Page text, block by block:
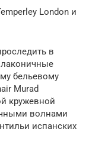
London и
в
лаконичные
бельевому
Murad
кружевной
волнами
испанских